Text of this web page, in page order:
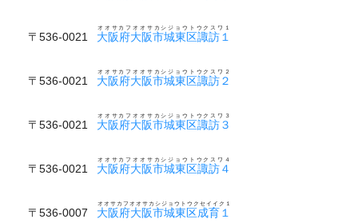
〒536-0021 大阪府大阪市城東区諏訪１
オオサカフオオサカシジョウトウクスワ１
〒536-0021 大阪府大阪市城東区諏訪２
オオサカフオオサカシジョウトウクスワ２
〒536-0021 大阪府大阪市城東区諏訪３
オオサカフオオサカシジョウトウクスワ３
〒536-0021 大阪府大阪市城東区諏訪４
オオサカフオオサカシジョウトウクスワ４
〒536-0007 大阪府大阪市城東区成育１
オオサカフオオサカシジョウトウクセイイク１